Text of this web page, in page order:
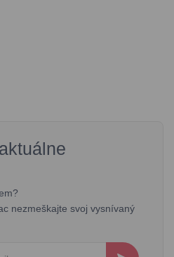
nezmeškajte svoj vysnívaný